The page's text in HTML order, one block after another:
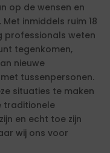
op de wensen en
inmiddels ruim 18
professionals weten
tegenkomen,
nieuwe
tussenpersonen.
situaties te maken
traditionele
en echt toe zijn
wij ons voor